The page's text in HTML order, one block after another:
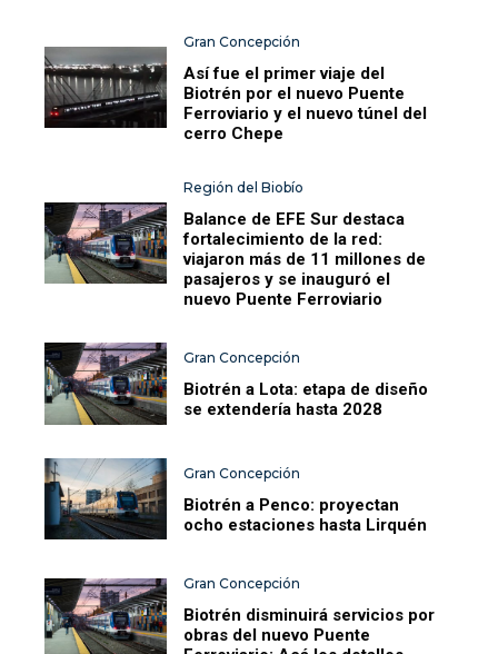
Gran Concepción
Así fue el primer viaje del
Biotrén por el nuevo Puente
Ferroviario y el nuevo túnel del
cerro Chepe
Región del Biobío
Balance de EFE Sur destaca
fortalecimiento de la red:
viajaron más de 11 millones de
pasajeros y se inauguró el
nuevo Puente Ferroviario
Gran Concepción
Biotrén a Lota: etapa de diseño
se extendería hasta 2028
Gran Concepción
Biotrén a Penco: proyectan
ocho estaciones hasta Lirquén
Gran Concepción
Biotrén disminuirá servicios por
obras del nuevo Puente